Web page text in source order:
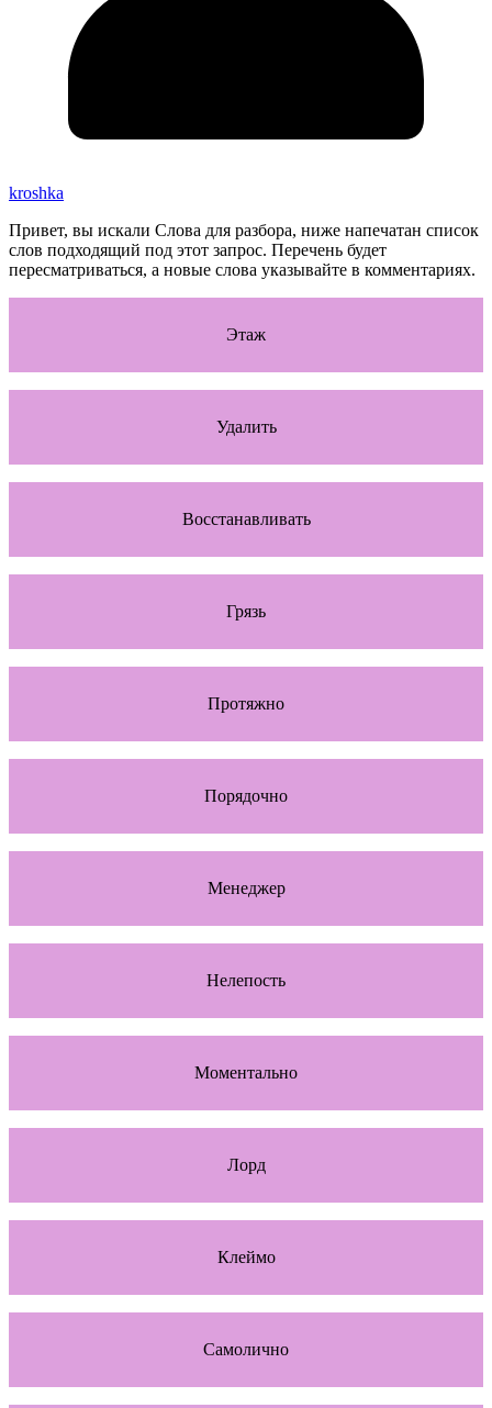
kroshka
Привет, вы искали Слова для разбора, ниже напечатан список
слов подходящий под этот запрос. Перечень будет
пересматриваться, а новые слова указывайте в комментариях.
Этаж
Удалить
Восстанавливать
Грязь
Протяжно
Порядочно
Менеджер
Нелепость
Моментально
Лорд
Клеймо
Самолично